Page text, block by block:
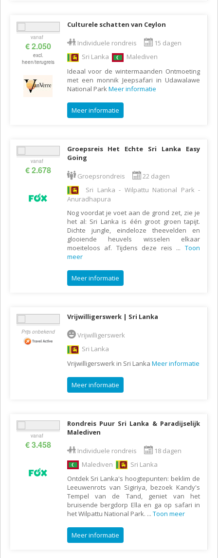
vanaf
€ 2.050
excl.
heen/terugreis
Culturele schatten van Ceylon
Individuele rondreis
15 dagen
Sri Lanka
Malediven
Ideaal voor de wintermaanden Ontmoeting
met een monnik Jeepsafari in Udawalawe
National ParkMeer informatie
Meer informatie
vanaf
€ 2.678
Groepsreis Het Echte Sri Lanka Easy
Going
Groepsrondreis
22 dagen
Sri Lanka - Wilpattu National Park -
Anuradhapura
Nog voordat je voet aan de grond zet, zie je
het al: Sri Lanka is één groot groen tapijt.
Dichte jungle, eindeloze theevelden en
glooiende heuvels wisselen elkaar
moeiteloos af. Tijdens deze reis ... Toon
meer
Meer informatie
Prijs onbekend
Vrijwilligerswerk | Sri Lanka
Vrijwilligerswerk
Sri Lanka
Vrijwilligerswerk in Sri Lanka Meer informatie
Meer informatie
vanaf
€ 3.458
Rondreis Puur Sri Lanka & Paradijselijk
Malediven
Individuele rondreis
18 dagen
Malediven
Sri Lanka
Ontdek Sri Lanka's hoogtepunten: beklim de
Leeuwenrots van Sigiriya, bezoek Kandy's
Tempel van de Tand, geniet van het
bruisende bergdorp Ella en ga op safari in
het Wilpattu National Park. ... Toon meer
Meer informatie